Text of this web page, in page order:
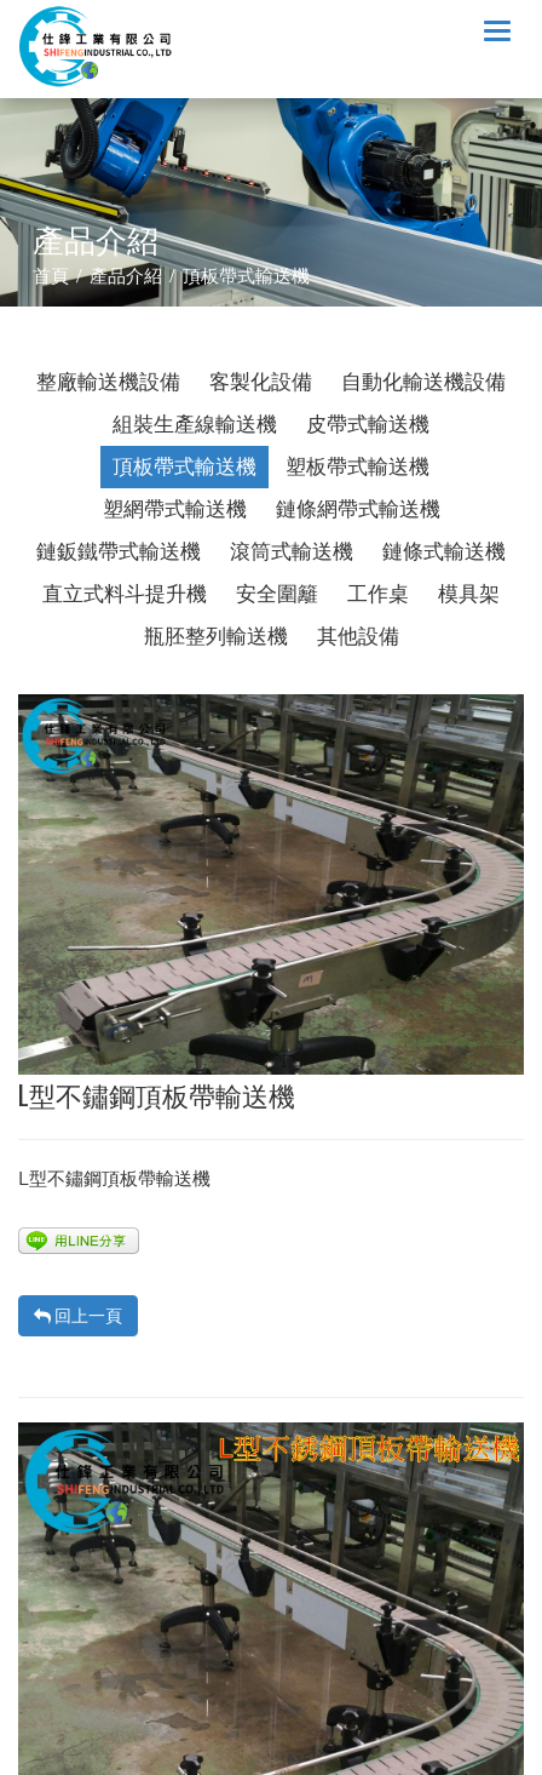
產品介紹
首頁 / 產品介紹 / 頂板帶式輸送機
整廠輸送機設備 客製化設備
自動化輸送機設備
組裝生產線輸送機
皮帶式輸送機
頂板帶式輸送機
塑板帶式輸送機
塑網帶式輸送機
鏈條網帶式輸送機
鏈鈑鐵帶式輸送機
滾筒式輸送機
鏈條式輸送機
直立式料斗提升機
安全圍籬 工作桌
模具架
瓶胚整列輸送機
其他設備
L型不鏽鋼頂板帶輸送機
L型不鏽鋼頂板帶輸送機
回上一頁